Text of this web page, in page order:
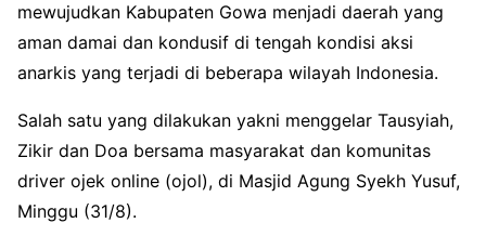
mewujudkan Kabupaten Gowa menjadi daerah yang
aman damai dan kondusif di tengah kondisi aksi
anarkis yang terjadi di beberapa wilayah Indonesia.
Salah satu yang dilakukan yakni menggelar Tausyiah,
Zikir dan Doa bersama masyarakat dan komunitas
driver ojek online (ojol), di Masjid Agung Syekh Yusuf,
Minggu (31/8).